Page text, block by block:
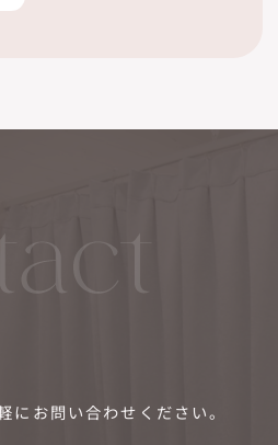
にお問い合わせください。